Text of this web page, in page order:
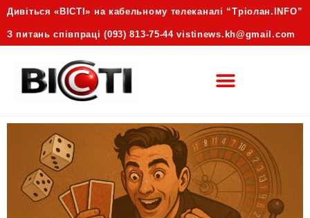
Дивіться «ВІСТІ» на кабельному телеканалі “Трiолан.INFO”
З питань співпраці (093) 813-75-44 vistinews.kh@gmail.com